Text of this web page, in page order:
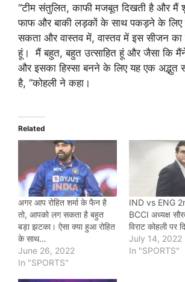
“टीम संतुलित, काफी मजबूत दिखती है और
फाफ और बाकी लड़कों के साथ पकड़ने के लिए
सकता और वास्तव में, वास्तव में इस सीजन का
हूं। मैं बहुत, बहुत उत्साहित हूं और जैसा कि
और इसका हिस्सा बनने के लिए यह एक अद्भुत
है, ”कोहली ने कहा।
Related
अगर आप रोहित शर्मा के फैन है
तो, आपको लग सकता है बहुत
बड़ा झटका। ऐसा क्या हुआ रोहित
के साथ…
June 26, 2022
In "SPORTS"
IND vs ENG
BCCI अध्यक्ष
विराट कोहली पर
July 14, 2022
In "SPORTS"